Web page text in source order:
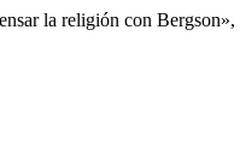
la religión con Bergson»,